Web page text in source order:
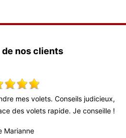
de nos clients
volets. Conseils judicieux,
rapide. Je conseille !
Très
fiable